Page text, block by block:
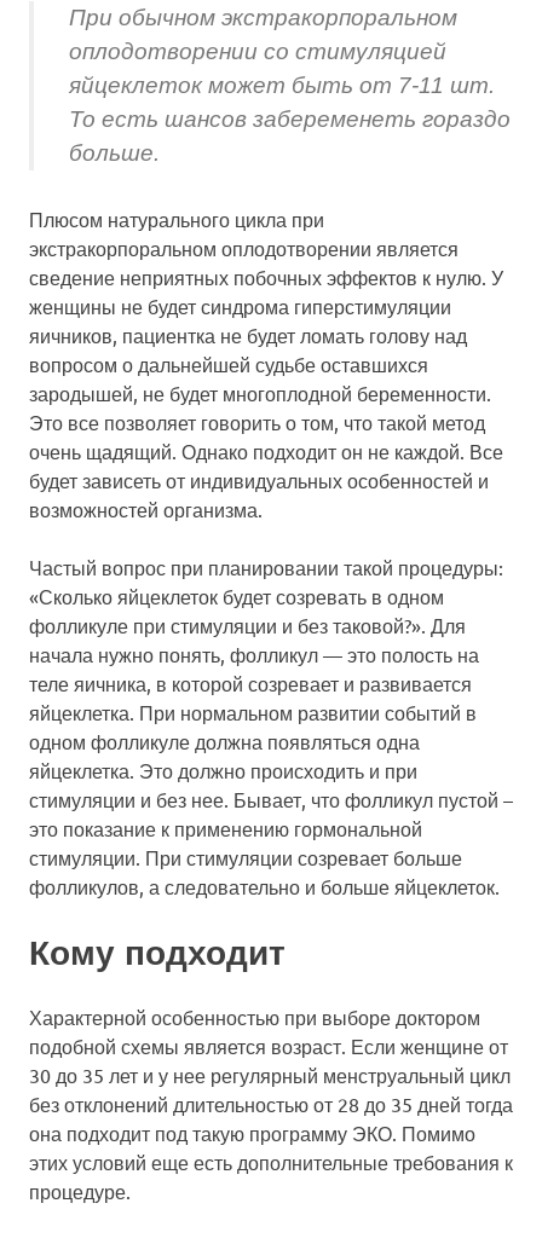
При обычном экстракорпоральном
оплодотворении со стимуляцией
яйцеклеток может быть от 7-11 шт.
То есть шансов забеременеть гораздо
больше.
Плюсом натурального цикла при
экстракорпоральном оплодотворении является
сведение неприятных побочных эффектов к нулю. У
женщины не будет синдрома гиперстимуляции
яичников, пациентка не будет ломать голову над
вопросом о дальнейшей судьбе оставшихся
зародышей, не будет многоплодной беременности.
Это все позволяет говорить о том, что такой метод
очень щадящий. Однако подходит он не каждой. Все
будет зависеть от индивидуальных особенностей и
возможностей организма.
Частый вопрос при планировании такой процедуры:
«Сколько яйцеклеток будет созревать в одном
фолликуле при стимуляции и без таковой?». Для
начала нужно понять, фолликул — это полость на
теле яичника, в которой созревает и развивается
яйцеклетка. При нормальном развитии событий в
одном фолликуле должна появляться одна
яйцеклетка. Это должно происходить и при
стимуляции и без нее. Бывает, что фолликул пустой –
это показание к применению гормональной
стимуляции. При стимуляции созревает больше
фолликулов, а следовательно и больше яйцеклеток.
Кому подходит
Характерной особенностью при выборе доктором
подобной схемы является возраст. Если женщине от
30 до 35 лет и у нее регулярный менструальный цикл
без отклонений длительностью от 28 до 35 дней тогда
она подходит под такую программу ЭКО. Помимо
этих условий еще есть дополнительные требования к
процедуре.